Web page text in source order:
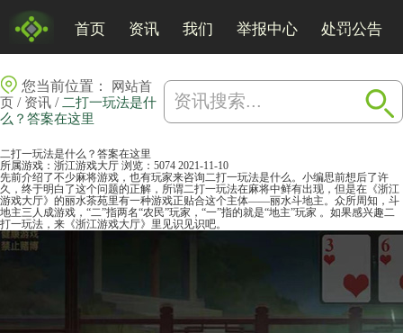
首页 资讯 我们 举报中心 处罚公告
您当前位置：
网站首
页 / 资讯 / 二打一玩法是什
么？答案在这里
二打一玩法是什么？答案在这里
所属游戏： 浙江游戏大厅 浏览：5074 2021-11-10
先前介绍了不少麻将游戏，也有玩家来咨询二打一玩法是什么。小编思前想后了许
久，终于明白了这个问题的正解，所谓二打一玩法在麻将中鲜有出现，但是在《浙江
游戏大厅》的丽水茶苑里有一种游戏正贴合这个主体——丽水斗地主。众所周知，斗
地主三人成游戏，“二”指两名“农民”玩家，“一”指的就是“地主”玩家 。如果感兴趣二
打一玩法，来《浙江游戏大厅》里见识见识吧。